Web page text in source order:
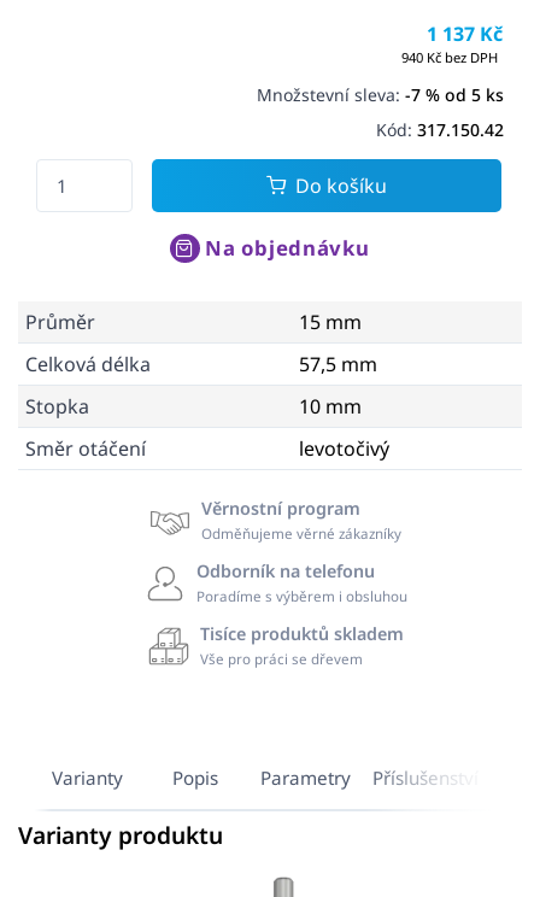
1 137 Kč
940 Kč bez DPH
Množstevní sleva: -7 % od 5 ks
Kód: 317.150.42
Do košíku
Na objednávku
Průměr
15 mm
Celková délka
57,5 mm
Stopka
10 mm
Směr otáčení
levotočivý
Věrnostní program
Odměňujeme věrné zákazníky
Odborník na telefonu
Poradíme s výběrem i obsluhou
Tisíce produktů skladem
Vše pro práci se dřevem
Varianty Popis Parametry Příslušenství
Varianty produktu